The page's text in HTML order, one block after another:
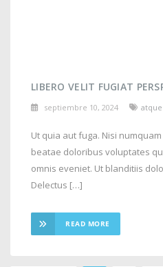
LIBERO VELIT FUGIAT
septiembre 10, 2024 atque
Ut quia aut fuga. Nisi
beatae doloribus voluptates
omnis eveniet. Ut blanditiis
Delectus […]
READ MORE